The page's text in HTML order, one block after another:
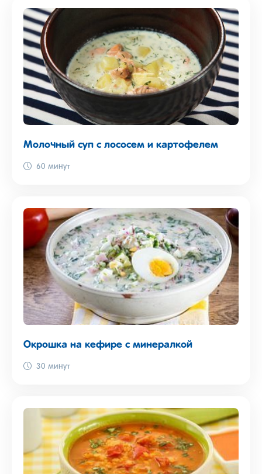
Молочный суп с лососем и картофелем
60 минут
Окрошка на кефире с минералкой
30 минут